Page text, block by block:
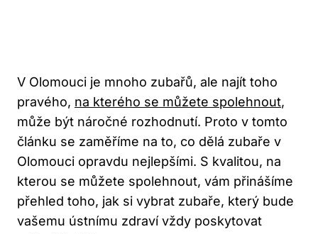
V Olomouci je mnoho zubařů, ale najít toho
pravého, na kterého se můžete spolehnout,
může být náročné rozhodnutí. Proto v tomto
článku se zaměříme na to, co dělá zubaře v
Olomouci opravdu nejlepšími. S kvalitou, na
kterou se můžete spolehnout, vám přinášíme
přehled toho, jak si vybrat zubaře, který bude
vašemu ústnímu zdraví vždy poskytovat